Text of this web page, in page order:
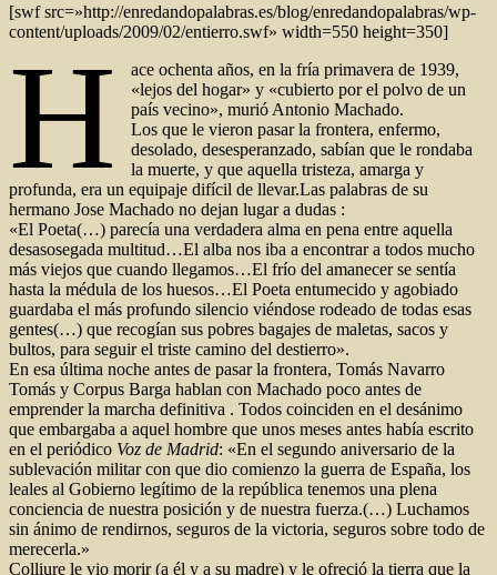
[swf src=»http://enredandopalabras.es/blog/enredandopalabras/wp-
content/uploads/2009/02/entierro.swf» width=550 height=350]
H
ace ochenta años, en la fría primavera de 1939,
«lejos del hogar» y «cubierto por el polvo de un
país vecino», murió Antonio Machado.
Los que le vieron pasar la frontera, enfermo,
desolado, desesperanzado, sabían que le rondaba
la muerte, y que aquella tristeza, amarga y
profunda, era un equipaje difícil de llevar.Las palabras de su
hermano Jose Machado no dejan lugar a dudas :
«El Poeta(…) parecía una verdadera alma en pena entre aquella
desasosegada multitud…El alba nos iba a encontrar a todos mucho
más viejos que cuando llegamos…El frío del amanecer se sentía
hasta la médula de los huesos…El Poeta entumecido y agobiado
guardaba el más profundo silencio viéndose rodeado de todas esas
gentes(…) que recogían sus pobres bagajes de maletas, sacos y
bultos, para seguir el triste camino del destierro».
En esa última noche antes de pasar la frontera, Tomás Navarro
Tomás y Corpus Barga hablan con Machado poco antes de
emprender la marcha definitiva . Todos coinciden en el desánimo
que embargaba a aquel hombre que unos meses antes había escrito
en el periódico Voz de Madrid: «En el segundo aniversario de la
sublevación militar con que dio comienzo la guerra de España, los
leales al Gobierno legítimo de la república tenemos una plena
conciencia de nuestra posición y de nuestra fuerza.(…) Luchamos
sin ánimo de rendirnos, seguros de la victoria, seguros sobre todo de
merecerla.»
Colliure le vio morir (a él y a su madre) y le ofreció la tierra que la